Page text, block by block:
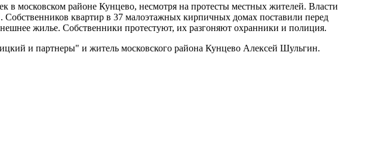
московском районе Кунцево, несмотря на протесты местных жителей. Власти
квартир в 37 малоэтажных кирпичных домах поставили перед
жилье. Собственники протестуют, их разгоняют охранники и полиция.
и партнеры" и житель московского района Кунцево Алексей Шульгин.